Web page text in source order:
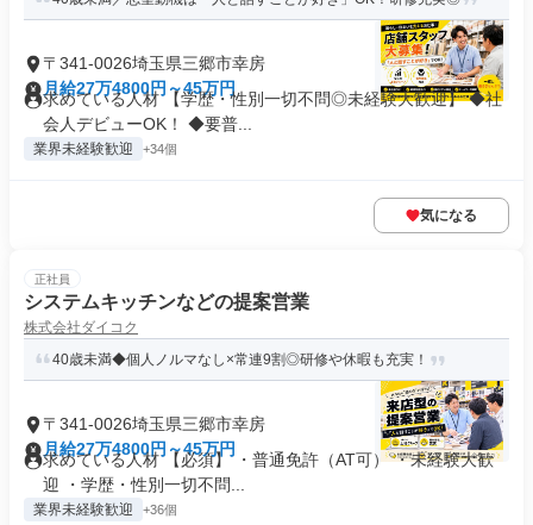
〒341-0026埼玉県三郷市幸房
月給27万4800円～45万円
求めている人材 【学歴・性別一切不問◎未経験大歓迎】 ◆社
会人デビューOK！ ◆要普...
業界未経験歓迎 +34個
気になる
正社員
システムキッチンなどの提案営業
株式会社ダイコク
40歳未満◆個人ノルマなし×常連9割◎研修や休暇も充実！
〒341-0026埼玉県三郷市幸房
月給27万4800円～45万円
求めている人材 【必須】 ・普通免許（AT可） ・未経験大歓
迎 ・学歴・性別一切不問...
業界未経験歓迎 +36個